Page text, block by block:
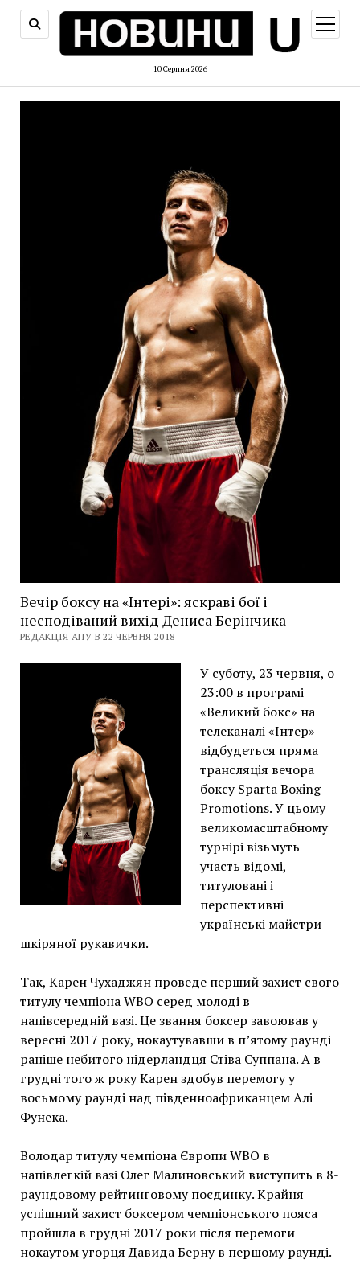
10 Серпня 2026
меню
Вечір боксу на «Інтері»: яскраві бої і
несподіваний вихід Дениса Берінчика
РЕДАКЦІЯ АПУ В 22 ЧЕРВНЯ 2018
У суботу, 23 червня, о
23:00 в програмі
«Великий бокс» на
телеканалі «Інтер»
відбудеться пряма
трансляція вечора
боксу Sparta Boxing
Promotions.У цьому
великомасштабному
турнірі візьмуть
участь відомі,
титуловані і
перспективні
українські майстри
шкіряної рукавички.
Так, Карен Чухаджян проведе перший захист свого
титулу чемпіона WBO серед молоді в
напівсередній вазі.Це звання боксер завоював у
вересні 2017 року, нокаутувавши в п’ятому раунді
раніше небитого нідерландця Стіва Суппана.А в
грудні того ж року Карен здобув перемогу у
восьмому раунді над південноафриканцем Алі
Фунека.
Володар титулу чемпіона Європи WBO в
напівлегкій вазі Олег Малиновський виступить в 8-
раундовому рейтинговому поєдинку.Крайня
успішний захист боксером чемпіонського пояса
пройшла в грудні 2017 роки після перемоги
нокаутом угорця Давида Берну в першому раунді.